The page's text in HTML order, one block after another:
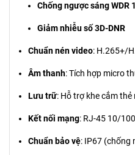
Chống ngược sáng WDR
Giảm nhiễu số 3D-DNR
Chuẩn nén video: H.265+/
Âm thanh: Tích hợp micro
Lưu trữ: Hỗ trợ khe cắm
Kết nối mạng: RJ-45 10/
Chuẩn bảo vệ: IP67 (chống